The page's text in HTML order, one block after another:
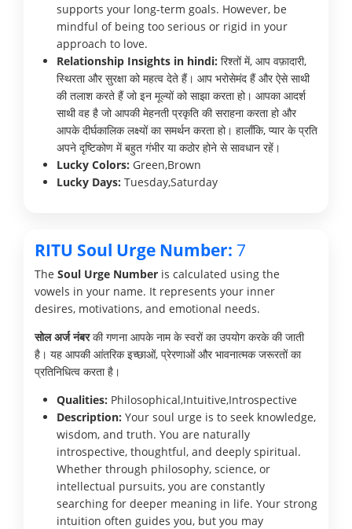
supports your long-term goals. However, be
mindful of being too serious or rigid in your
approach to love.
Relationship Insights in hindi: रिश्तों में, आप वफ़ादारी,
स्थिरता और सुरक्षा को महत्व देते हैं। आप भरोसेमंद हैं और ऐसे साथी
की तलाश करते हैं जो इन मूल्यों को साझा करता हो। आपका आदर्श
साथी वह है जो आपकी मेहनती प्रकृति की सराहना करता हो और
आपके दीर्घकालिक लक्ष्यों का समर्थन करता हो। हालाँकि, प्यार के प्रति
अपने दृष्टिकोण में बहुत गंभीर या कठोर होने से सावधान रहें।
Lucky Colors: Green,Brown
Lucky Days: Tuesday,Saturday
RITU Soul Urge Number: 7
The Soul Urge Number is calculated using the
vowels in your name. It represents your inner
desires, motivations, and emotional needs.
सोल अर्ज नंबरकी गणना आपके नाम के स्वरों का उपयोग करके की जाती
है। यह आपकी आंतरिक इच्छाओं, प्रेरणाओं और भावनात्मक जरूरतों का
प्रतिनिधित्व करता है।
Qualities: Philosophical,Intuitive,Introspective
Description: Your soul urge is to seek knowledge,
wisdom, and truth. You are naturally
introspective, thoughtful, and deeply spiritual.
Whether through philosophy, science, or
intellectual pursuits, you are constantly
searching for deeper meaning in life. Your strong
intuition often guides you, but you may